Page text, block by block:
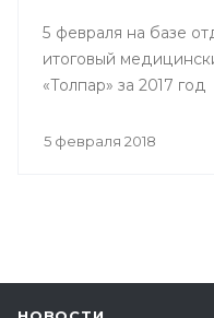
5 февраля на базе
итоговый
«Толпар» за 2017 год
5 февраля 2018